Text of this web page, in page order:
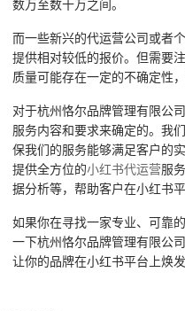
数万至数十万之间。
而一些新兴的代运营公司或者
提供相对较低的报价。但需要
质量可能存在一定的不确定性
对于杭州恪尔品牌管理有限公
服务内容和要求来确定的。我
保我们的服务能够满足客户的
提供全方位的小红书代运营服
据分析等，帮助客户在小红书
如果你在寻找一家专业、可靠
一下杭州恪尔品牌管理有限公
让你的品牌在小红书平台上焕